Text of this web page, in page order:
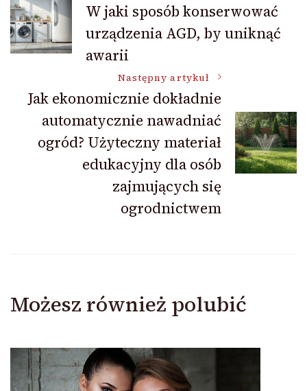
wpisu
W jaki sposób konserwować
urządzenia AGD, by uniknąć
awarii
Następny artykuł
Jak ekonomicznie dokładnie
automatycznie nawadniać
ogród? Użyteczny materiał
edukacyjny dla osób
zajmujących się
ogrodnictwem
Możesz również polubić